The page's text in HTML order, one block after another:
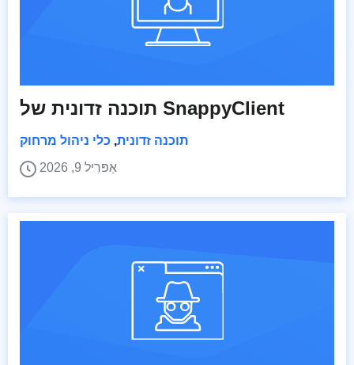
תוכנה זדונית של SnappyClient
תוכנה זדונית, כלי ניהול מרחוק
אַפּרִיל 9, 2026